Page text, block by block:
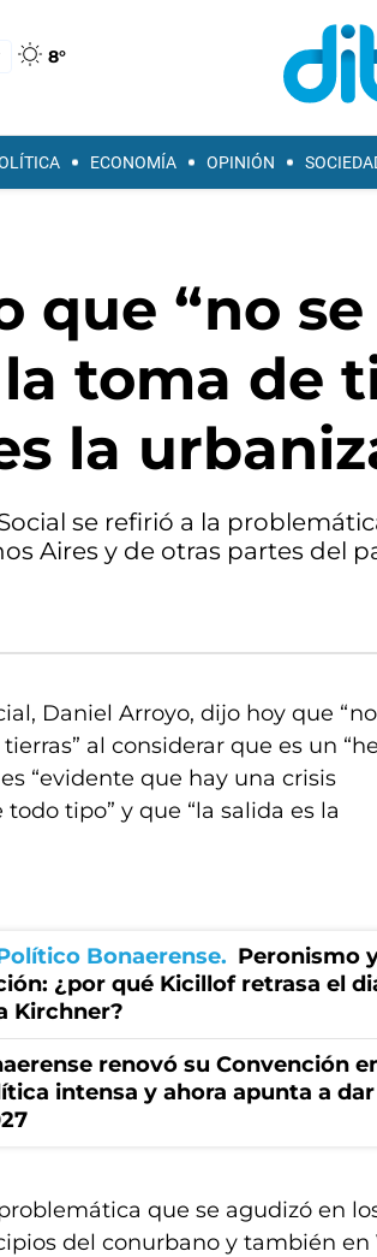
8°
ECONOMÍA OPINIÓN
que “no
toma de
la
se refirió a la
Aires y de otras partes del
Daniel Arroyo, dijo hoy que
al considerar que es un
“evidente que hay una crisis
tipo” y que “la salida es la
Bonaerense
Peronismo
¿por qué Kicillof retrasa el
Kirchner?
renovó su Convención
intensa y ahora apunta a dar
que se agudizó en
del conurbano y también en